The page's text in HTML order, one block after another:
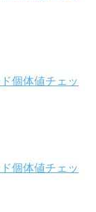
個体値チェッ
個体値チェッ